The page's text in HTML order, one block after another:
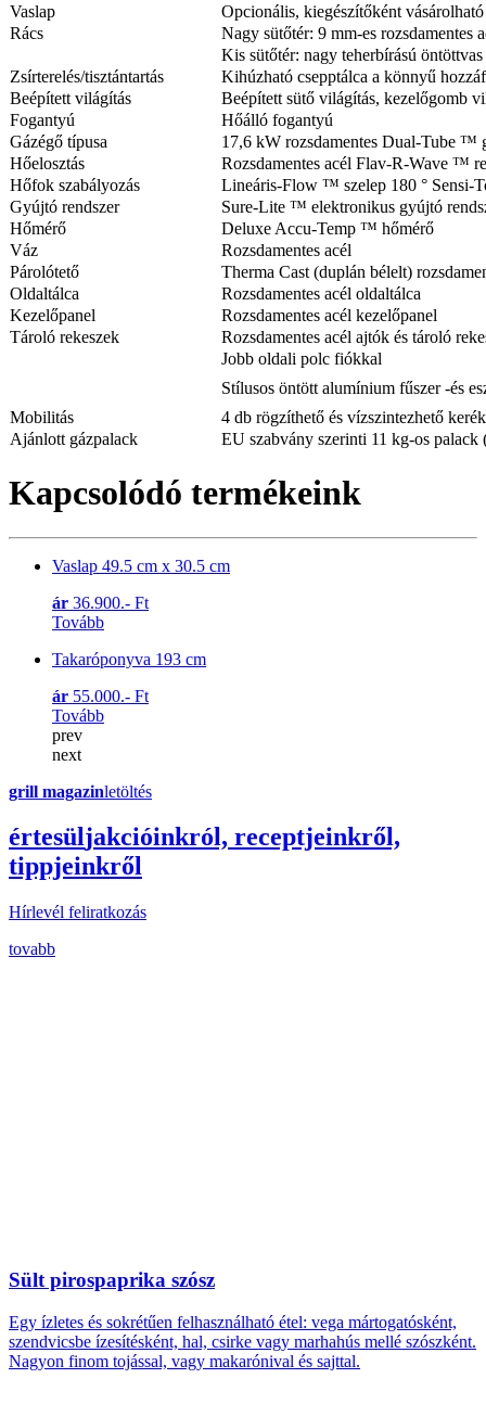
Vaslap
Opcionális, kiegészítőként vásárolható
Rács
Nagy sütőtér: 9 mm-es rozsdamentes
Kis sütőtér: nagy teherbírású öntöttvas
Zsírterelés/tisztántartás
Kihúzható csepptálca a könnyű
Beépített világítás
Beépített sütő világítás, kezelőgomb
Fogantyú
Hőálló fogantyú
Gázégő típusa
17,6 kW rozsdamentes Dual-Tube ™
Hőelosztás
Rozsdamentes acél Flav-R-Wave ™
Hőfok szabályozás
Lineáris-Flow ™ szelep 180 ° Sensi-
Gyújtó rendszer
Sure-Lite ™ elektronikus gyújtó
Hőmérő
Deluxe Accu-Temp ™ hőmérő
Váz
Rozsdamentes acél
Párolótető
Therma Cast (duplán bélelt)
Oldaltálca
Rozsdamentes acél oldaltálca
Kezelőpanel
Rozsdamentes acél kezelőpanel
Tároló rekeszek
Rozsdamentes acél ajtók és tároló
Jobb oldali polc fiókkal
Stílusos öntött alumínium fűszer -és
Mobilitás
4 db rögzíthető és vízszintezhető kerék
Ajánlott gázpalack
EU szabvány szerinti 11 kg-os
Kapcsolódó termékeink
Vaslap 49.5 cm x 30.5 cm
ár 36.900.- Ft
Tovább
Takaróponyva 193 cm
ár 55.000.- Ft
Tovább
prev
next
grill magazinletöltés
értesüljakcióinkról, receptjeinkről,
tippjeinkről
Hírlevél feliratkozás
tovabb
Sült pirospaprika szósz
Egy ízletes és sokrétűen felhasználható étel: vega mártogatósként,
szendvicsbe ízesítésként, hal, csirke vagy marhahús mellé szószként.
Nagyon finom tojással, vagy makarónival és sajttal.